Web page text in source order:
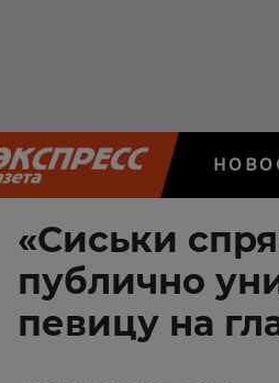
«Сиськи
публично
певицу на